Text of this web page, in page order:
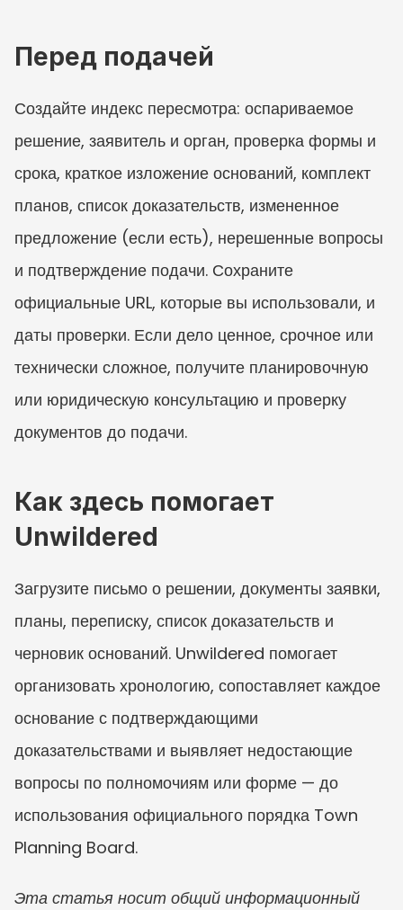
Перед подачей
Создайте индекс пересмотра: оспариваемое
решение, заявитель и орган, проверка формы и
срока, краткое изложение оснований, комплект
планов, список доказательств, измененное
предложение (если есть), нерешенные вопросы
и подтверждение подачи. Сохраните
официальные URL, которые вы использовали, и
даты проверки. Если дело ценное, срочное или
технически сложное, получите планировочную
или юридическую консультацию и проверку
документов до подачи.
Как здесь помогает
Unwildered
Загрузите письмо о решении, документы заявки,
планы, переписку, список доказательств и
черновик оснований. Unwildered помогает
организовать хронологию, сопоставляет каждое
основание с подтверждающими
доказательствами и выявляет недостающие
вопросы по полномочиям или форме — до
использования официального порядка Town
Planning Board.
Эта статья носит общий информационный